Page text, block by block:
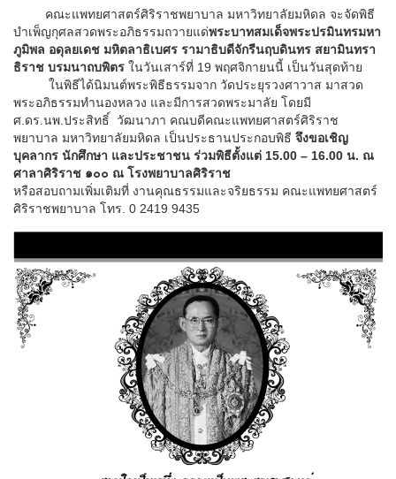
คณะแพทยศาสตร์ศิริราชพยาบาล มหาวิทยาลัยมหิดล จะจัดพิธี
บำเพ็ญกุศลสวดพระอภิธรรมถวายแด่พระบาทสมเด็จพระปรมินทรมหา
ภูมิพล อดุลยเดช มหิตลาธิเบศร รามาธิบดีจักรีนฤบดินทร สยามินทรา
ธิราช บรมนาถบพิตร ในวันเสาร์ที่ 19 พฤศจิกายนนี้ เป็นวันสุดท้าย
ในพิธีได้นิมนต์พระพิธีธรรมจาก วัดประยุรวงศาวาส มาสวด
พระอภิธรรมทำนองหลวง และมีการสวดพระมาลัย โดยมี
ศ.ดร.นพ.ประสิทธิ์ วัฒนาภา คณบดีคณะแพทยศาสตร์ศิริราช
พยาบาล มหาวิทยาลัยมหิดล เป็นประธานประกอบพิธี จึงขอเชิญ
บุคลากร นักศึกษา และประชาชน ร่วมพิธีตั้งแต่ 15.00 – 16.00 น. ณ
ศาลาศิริราช ๑๐๐ ณ โรงพยาบาลศิริราช
หรือสอบถามเพิ่มเติมที่ งานคุณธรรมและจริยธรรม คณะแพทยศาสตร์
ศิริราชพยาบาล โทร. 0 2419 9435